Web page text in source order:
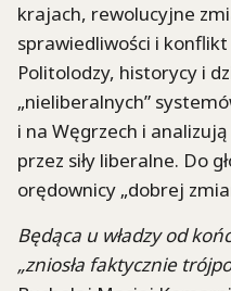
krajach, rewolucyjne
sprawiedliwości i
Politolodzy, historycy i
„nieliberalnych”
i na Węgrzech i
przez siły liberalne. Do
orędownicy „dobrej
Będąca u władzy od
„zniosła faktycznie